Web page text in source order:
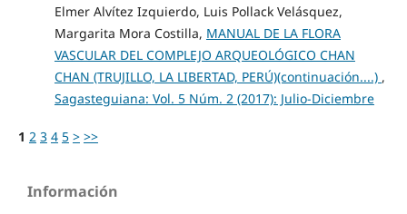
Elmer Alvítez Izquierdo, Luis Pollack Velásquez,
Margarita Mora Costilla, MANUAL DE LA FLORA
VASCULAR DEL COMPLEJO ARQUEOLÓGICO CHAN
CHAN (TRUJILLO, LA LIBERTAD, PERÚ)(continuación....) ,
Sagasteguiana: Vol. 5 Núm. 2 (2017): Julio-Diciembre
1 2 3 4 5 > >>
Información